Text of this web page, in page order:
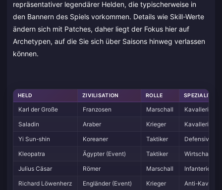
repräsentativer legendärer Helden, die typischerweise in
den Bannern des Spiels vorkommen. Details wie Skill-Werte
ändern sich mit Patches, daher liegt der Fokus hier auf
Archetypen, auf die Sie sich über Saisons hinweg verlassen
können.
HELD ZIVILISATION ROLLE SPEZIALITÄT
Karl der Große Franzosen Marschall
Kavallerie-
Saladin
Araber Krieger
Kavallerie-
Yi Sun-shin
Koreaner Taktiker
Defensive
Kleopatra
Ägypter (Event) Taktiker
Wirtschafts-
Julius Cäsar
Römer Marschall
Infanterie-
Richard Löwenherz
Engländer (Event) Krieger
Anti-